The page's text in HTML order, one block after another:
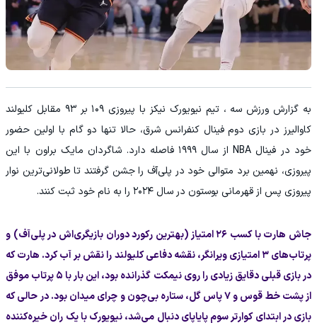
به گزارش ورزش سه ، تیم نیویورک نیکز با پیروزی ۱۰۹ بر ۹۳ مقابل کلیولند
کاوالیرز در بازی دوم فینال کنفرانس شرق، حالا تنها دو گام با اولین حضور
خود در فینال NBA از سال ۱۹۹۹ فاصله دارد. شاگردان مایک براون با این
پیروزی، نهمین برد متوالی خود در پلی‌آف را جشن گرفتند تا طولانی‌ترین نوار
پیروزی پس از قهرمانی بوستون در سال ۲۰۲۴ را به نام خود ثبت کنند.
جاش هارت با کسب ۲۶ امتیاز (بهترین رکورد دوران بازیگری‌اش در پلی‌آف) و
پرتاب‌های ۳ امتیازی ویرانگر، نقشه دفاعی کلیولند را نقش بر آب کرد. هارت که
در بازی قبلی دقایق زیادی را روی نیمکت گذرانده بود، این بار با ۵ پرتاب موفق
از پشت خط قوس و ۷ پاس گل، ستاره بی‌چون و چرای میدان بود. در حالی که
بازی در ابتدای کوارتر سوم پایاپای دنبال می‌شد، نیویورک با یک ران خیره‌کننده